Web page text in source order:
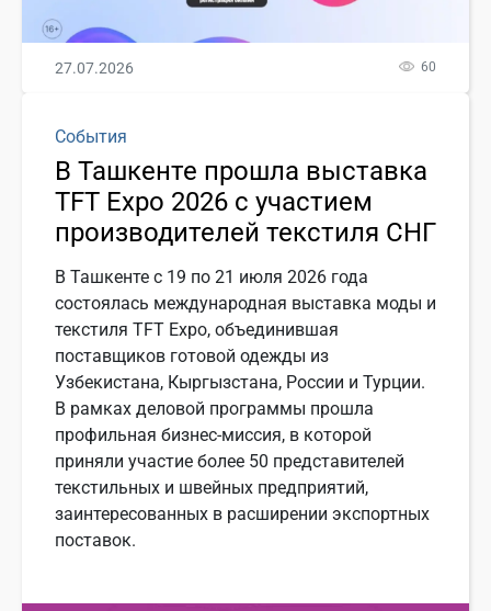
27.07.2026 60
События
В Ташкенте прошла выставка
TFT Expo 2026 с участием
производителей текстиля СНГ
В Ташкенте с 19 по 21 июля 2026 года
состоялась международная выставка моды и
текстиля TFT Expo, объединившая
поставщиков готовой одежды из
Узбекистана, Кыргызстана, России и Турции.
В рамках деловой программы прошла
профильная бизнес-миссия, в которой
приняли участие более 50 представителей
текстильных и швейных предприятий,
заинтересованных в расширении экспортных
поставок.